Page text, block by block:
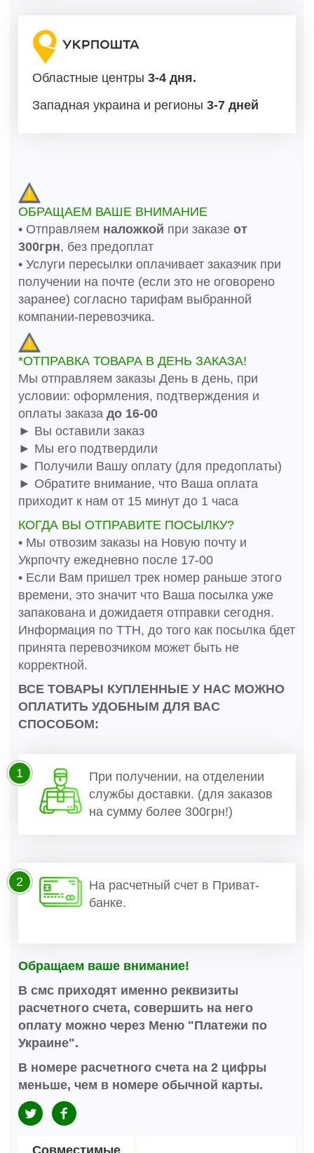
Областные центры 3-4 дня.
Западная украина и регионы 3-7 дней
ОБРАЩАЕМ ВАШЕ ВНИМАНИЕ
• Отправляем наложкой при заказе от
300грн, без предоплат
• Услуги пересылки оплачивает заказчик при
получении на почте (если это не оговорено
заранее) согласно тарифам выбранной
компании-перевозчика.
*ОТПРАВКА ТОВАРА В ДЕНЬ ЗАКАЗА!
Мы отправляем заказы День в день, при
условии: оформления, подтверждения и
оплаты заказа до 16-00
► Вы оставили заказ
► Мы его подтвердили
► Получили Вашу оплату (для предоплаты)
► Обратите внимание, что Ваша оплата
приходит к нам от 15 минут до 1 часа
КОГДА ВЫ ОТПРАВИТЕ ПОСЫЛКУ?
• Мы отвозим заказы на Новую почту и
Укрпочту ежедневно после 17-00
• Если Вам пришел трек номер раньше этого
времени, это значит что Ваша посылка уже
запакована и дожидаетя отправки сегодня.
Информация по ТТН, до того как посылка бдет
принята перевозчиком может быть не
корректной.
ВСЕ ТОВАРЫ КУПЛЕННЫЕ У НАС МОЖНО
ОПЛАТИТЬ УДОБНЫМ ДЛЯ ВАС
СПОСОБОМ:
При получении, на отделении
службы доставки. (для заказов
на сумму более 300грн!)
1
На расчетный счет в Приват-
банке.
2
Обращаем ваше внимание!
В смс приходят именно реквизиты
расчетного счета, совершить на него
оплату можно через Меню "Платежи по
Украине".
В номере расчетного счета на 2 цифры
меньше, чем в номере обычной карты.